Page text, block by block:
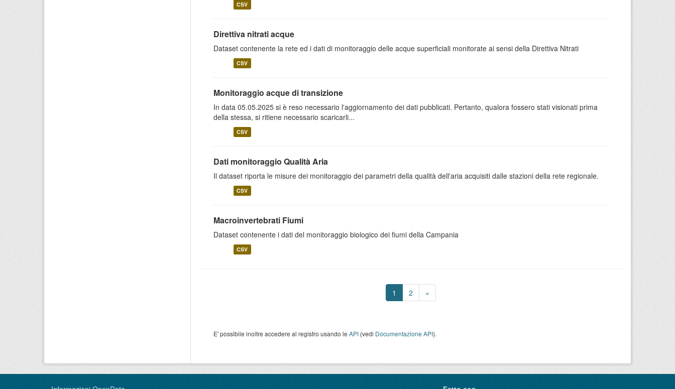
CSV
Direttiva nitrati acque
Dataset contenente la rete ed i dati di monitoraggio delle acque superficiali monitorate ai sensi della Direttiva Nitrati
CSV
Monitoraggio acque di transizione
In data 05.05.2025 si è reso necessario l'aggiornamento dei dati pubblicati. Pertanto, qualora fossero stati visionati prima
della stessa, si ritiene necessario scaricarli...
CSV
Dati monitoraggio Qualità Aria
Il dataset riporta le misure dei monitoraggio dei parametri della qualità dell'aria acquisiti dalle stazioni della rete regionale.
CSV
Macroinvertebrati Fiumi
Dataset contenente i dati del monitoraggio biologico dei fiumi della Campania
CSV
1 2 »
E' possibile inoltre accedere al registro usando le API (vedi Documentazione API).